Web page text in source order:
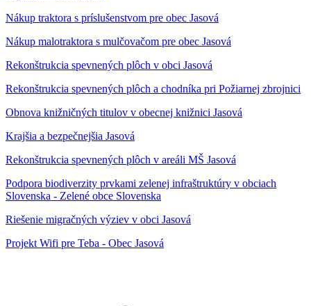
Nákup traktora s príslušenstvom pre obec Jasová
Nákup malotraktora s mulčovačom pre obec Jasová
Rekonštrukcia spevnených plôch v obci Jasová
Rekonštrukcia spevnených plôch a chodníka pri Požiarnej zbrojnici
Obnova knižničných titulov v obecnej knižnici Jasová
Krajšia a bezpečnejšia Jasová
Rekonštrukcia spevnených plôch v areáli MŠ Jasová
Podpora biodiverzity prvkami zelenej infraštruktúry v obciach
Slovenska - Zelené obce Slovenska
Riešenie migračných výziev v obci Jasová
Projekt Wifi pre Teba - Obec Jasová